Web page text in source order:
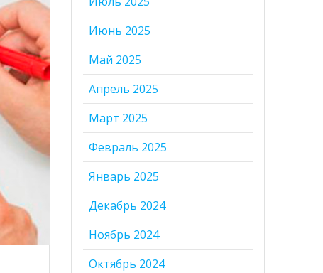
Июнь 2025
Май 2025
Апрель 2025
Март 2025
Февраль 2025
Январь 2025
Декабрь 2024
Ноябрь 2024
Октябрь 2024